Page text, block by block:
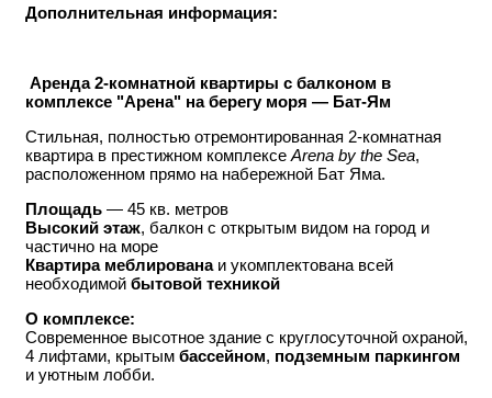
Дополнительная информация:
Аренда 2-комнатной квартиры с балконом в
комплексе "Арена" на берегу моря — Бат-Ям
Стильная, полностью отремонтированная 2-комнатная
квартира в престижном комплексе Arena by the Sea,
расположенном прямо на набережной Бат Яма.
Площадь — 45 кв. метров
Высокий этаж, балкон с открытым видом на город и
частично на море
Квартира меблированаи укомплектована всей
необходимой бытовой техникой
О комплексе:
Современное высотное здание с круглосуточной охраной,
4 лифтами, крытым бассейном, подземным паркингом
и уютным лобби.